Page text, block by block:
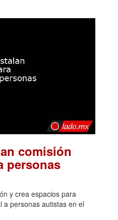
comisión
personas
y crea espacios para
a personas autistas en el